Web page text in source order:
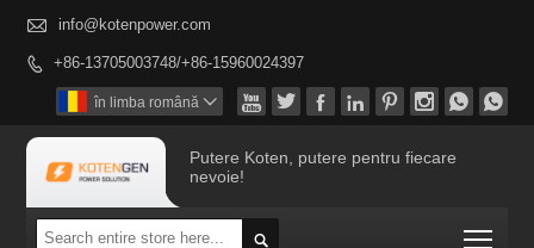
 info@kotenpower.com
 +86-13705003748/+86-15960024397
       
în limba română 
Putere Koten, putere pentru fiecare
nevoie!
